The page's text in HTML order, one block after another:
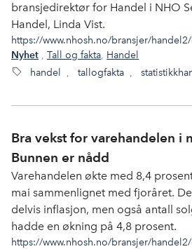
bransjedirektør for Handel i NHO
Handel, Linda Vist.
https://www.nhosh.no/bransjer/
Nyhet , Tall og fakta, Handel
handel , tallogfakta ,
Bra vekst for varehandelen i
Bunnen er nådd
Varehandelen økte med 8,4
mai sammenlignet med fjoråret.
delvis inflasjon, men også antall
hadde en økning på 4,8 prosent.
https://www.nhosh.no/bransjer/